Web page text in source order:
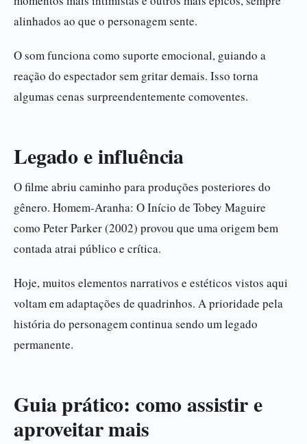
alinhados ao que o personagem sente.
O som funciona como suporte emocional, guiando a
reação do espectador sem gritar demais. Isso torna
algumas cenas surpreendentemente comoventes.
Legado e influência
O filme abriu caminho para produções posteriores do
gênero. Homem-Aranha: O Início de Tobey Maguire
como Peter Parker (2002) provou que uma origem bem
contada atrai público e crítica.
Hoje, muitos elementos narrativos e estéticos vistos aqui
voltam em adaptações de quadrinhos. A prioridade pela
história do personagem continua sendo um legado
permanente.
Guia prático: como assistir e
aproveitar mais